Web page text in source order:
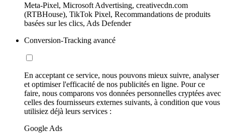
Meta-Pixel, Microsoft Advertising, creativecdn.com
(RTBHouse), TikTok Pixel, Recommandations de produits
basées sur les clics, Ads Defender
Conversion-Tracking avancé
En acceptant ce service, nous pouvons mieux suivre, analyser
et optimiser l'efficacité de nos publicités en ligne. Pour ce
faire, nous comparons vos données personnelles cryptées avec
celles des fournisseurs externes suivants, à condition que vous
utilisiez déjà leurs services :
Google Ads